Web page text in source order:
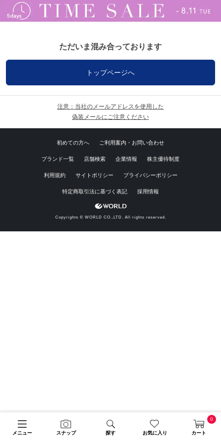
メニュー スナップ 探す お気に入り カート
0
ただいま混み合っております
トップページへ
注意：当社のメールアドレスを使用した
偽装メールにご注意ください
初めての方へ ご利用案内・お問い合わせ
ブランド一覧 店舗検索 企業情報 株主優待制度
利用規約 サイトポリシー プライバシーポリシー
特定商取引法に基づく表記 採用情報
Copyrights © WORLD CO.,LTD. All rights reserved.